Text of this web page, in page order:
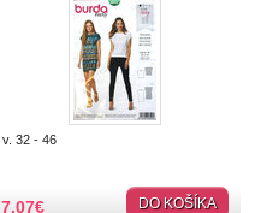
v. 32 - 46
7,07€ DO KOŠÍKA